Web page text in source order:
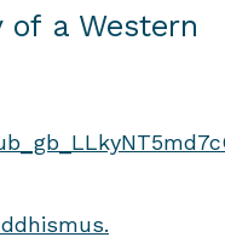
of a Western